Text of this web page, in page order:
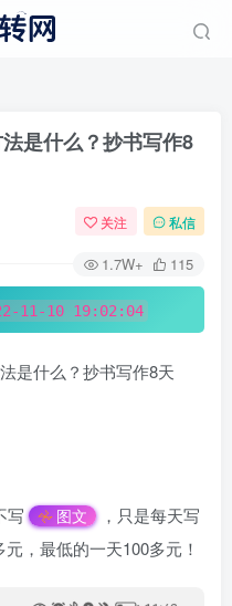
是什么？抄书写作8
关注 私信
1.7W+ 115
11-10 19:02:04
是什么？抄书写作8天
写 图文
，只是每天写
，最低的一天100多元！